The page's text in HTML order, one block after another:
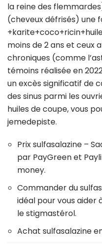
la reine des
(cheveux défrisés) une
moins de 2 ans et ceux
chroniques (comme
témoins réalisée en
un excès significatif de
des sinus parmi les
huiles de coupe, vous
jemedepiste.
Prix sulfasalazine –
par PayGreen et
money.
Commander du
idéal pour vous
le stigmastérol.
Achat sulfasalazine